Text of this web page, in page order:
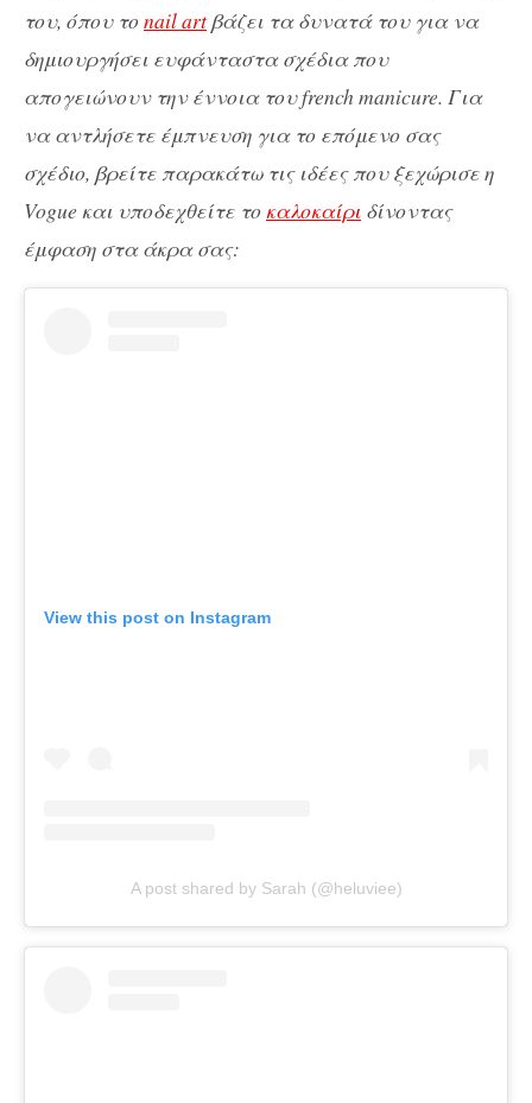
του, όπου τοnail artβάζει τα δυνατά του για να
δημιουργήσει ευφάνταστα σχέδια που
απογειώνουν την έννοια του french manicure. Για
να αντλήσετε έμπνευση για το επόμενο σας
σχέδιο, βρείτε παρακάτω τις ιδέες που ξεχώρισε η
Vogue και υποδεχθείτε τοκαλοκαίρι δίνοντας
έμφαση στα άκρα σας:
View this post on Instagram
A post shared by Sarah (@heluviee)